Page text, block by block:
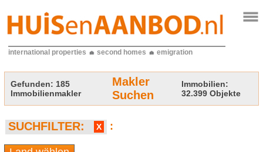
international properties second homes emigration
Gefunden: 185
Immobilienmakler
Makler
Suchen
Immobilien:
32.399 Objekte
SUCHFILTER: X :